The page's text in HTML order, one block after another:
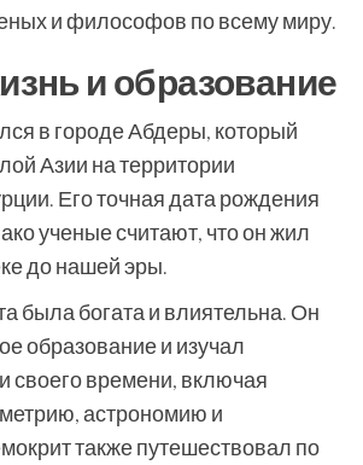
и философов по всему миру.
и образование
в городе Абдеры, который
Азии на территории
Его точная дата рождения
ученые считают, что он жил
до нашей эры.
была богата и влиятельна. Он
образование и изучал
своего времени, включая
астрономию и
также путешествовал по